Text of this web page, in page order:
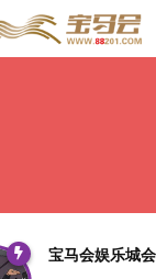
宝马会娱乐城